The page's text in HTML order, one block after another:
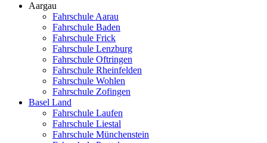
Aargau
Fahrschule Aarau
Fahrschule Baden
Fahrschule Frick
Fahrschule Lenzburg
Fahrschule Oftringen
Fahrschule Rheinfelden
Fahrschule Wohlen
Fahrschule Zofingen
Basel Land
Fahrschule Laufen
Fahrschule Liestal
Fahrschule Münchenstein